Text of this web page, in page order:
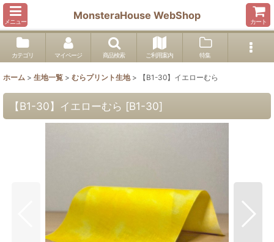
メニュー
MonsteraHouse WebShop
カート
カテゴリ マイページ 商品検索 ご利用案内 特集
ホーム > 生地一覧 > むらプリント生地 > 【B1-30】イエローむら
【B1-30】イエローむら [B1-30]